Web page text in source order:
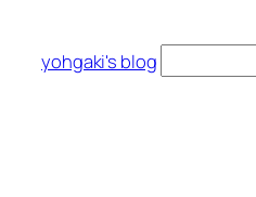
yohgaki's blog
索